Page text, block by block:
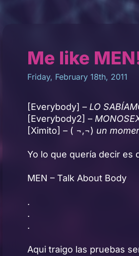
Me like
Friday, February 18th, 2011
[Everybody] – LO
[Everybody2] –
[Ximito] – ( ¬,¬) un
Yo lo que quería decir es
MEN – Talk About Body
.
.
.
Aqui traigo las pruebas